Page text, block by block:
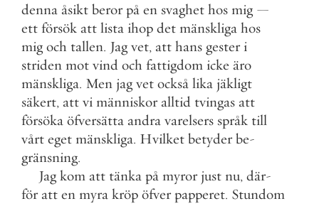
denna åsikt beror på en svaghet hos mig —
ett försök att lista ihop det mänskliga hos
mig och tallen. Jag vet, att hans gester i
striden mot vind och fattigdom icke äro
mänskliga. Men jag vet också lika jäkligt
säkert, att vi människor alltid tvingas att
försöka öfversätta andra varelsers språk till
vårt eget mänskliga. Hvilket betyder be-
gränsning.
Jag kom att tänka på myror just nu, där-
för att en myra kröp öfver papperet. Stundom